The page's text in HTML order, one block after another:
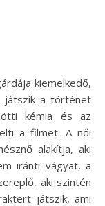
kiemelkedő,
játszik a történet
kémia és az
a filmet. A női
alakítja, aki
iránti vágyat, a
aki szintén
játszik, ami